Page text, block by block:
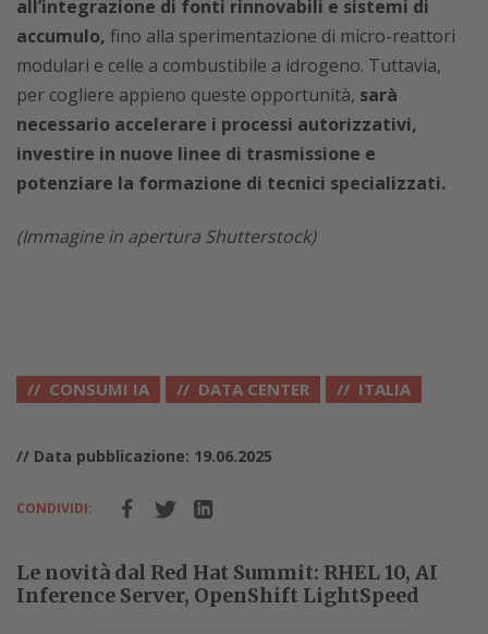
all’integrazione di fonti rinnovabili e sistemi di
accumulo, fino alla sperimentazione di micro-reattori
modulari e celle a combustibile a idrogeno. Tuttavia,
per cogliere appieno queste opportunità, sarà
necessario accelerare i processi autorizzativi,
investire in nuove linee di trasmissione e
potenziare la formazione di tecnici specializzati.
(Immagine in apertura Shutterstock)
CONSUMI IA DATA CENTER ITALIA
// Data pubblicazione: 19.06.2025
CONDIVIDI:
Le novità dal Red Hat Summit: RHEL 10, AI
Inference Server, OpenShift LightSpeed